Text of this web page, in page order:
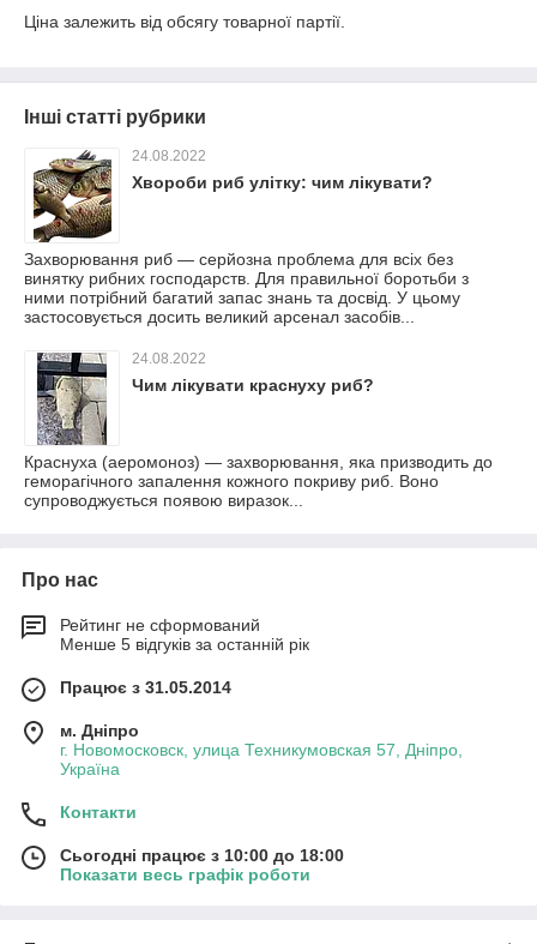
Ціна залежить від обсягу товарної партії.
Інші статті рубрики
24.08.2022
Хвороби риб улітку: чим лікувати?
Захворювання риб — серйозна проблема для всіх без
винятку рибних господарств. Для правильної боротьби з
ними потрібний багатий запас знань та досвід. У цьому
застосовується досить великий арсенал засобів...
24.08.2022
Чим лікувати краснуху риб?
Краснуха (аеромоноз) — захворювання, яка призводить до
геморагічного запалення кожного покриву риб. Воно
супроводжується появою виразок...
Про нас
Рейтинг не сформований
Менше 5 відгуків за останній рік
Працює з 31.05.2014
м. Дніпро
г. Новомосковск, улица Техникумовская 57, Дніпро,
Україна
Контакти
Сьогодні працює з 10:00 до 18:00
Показати весь графік роботи